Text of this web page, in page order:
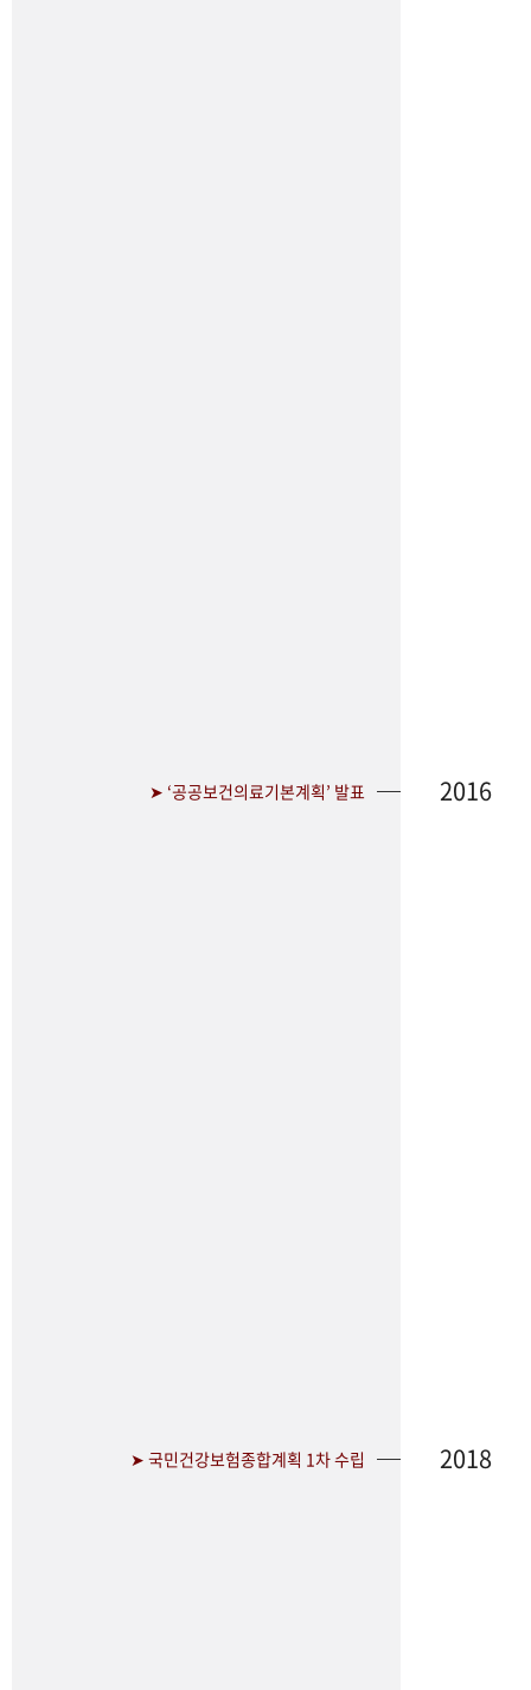
➤ ‘공공보건의료기본계획’ 발표 2016
➤ 국민건강보험종합계획 1차 수립 2018